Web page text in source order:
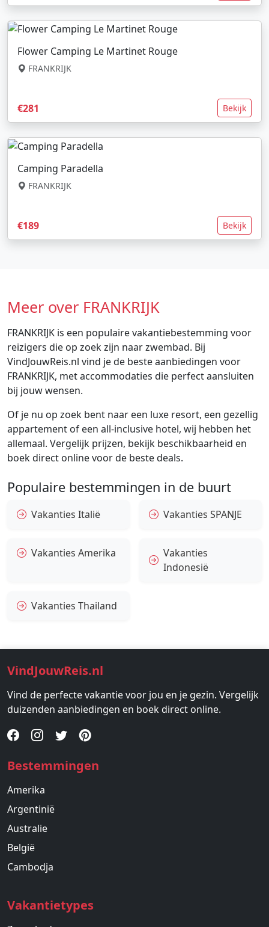
Flower Camping Le Martinet Rouge
FRANKRIJK
€281 Bekijk
Camping Paradella
FRANKRIJK
€189 Bekijk
Meer over FRANKRIJK
FRANKRIJK is een populaire vakantiebestemming voor
reizigers die op zoek zijn naar zwembad. Bij
VindJouwReis.nl vind je de beste aanbiedingen voor
FRANKRIJK, met accommodaties die perfect aansluiten
bij jouw wensen.
Of je nu op zoek bent naar een luxe resort, een gezellig
appartement of een all-inclusive hotel, wij hebben het
allemaal. Vergelijk prijzen, bekijk beschikbaarheid en
boek direct online voor de beste deals.
Populaire bestemmingen in de buurt
Vakanties Italië Vakanties SPANJE
Vakanties Amerika
Vakanties
Indonesië
Vakanties Thailand
VindJouwReis.nl
Vind de perfecte vakantie voor jou en je gezin. Vergelijk
duizenden aanbiedingen en boek direct online.
Bestemmingen
Amerika
Argentinië
Australie
België
Cambodja
Vakantietypes